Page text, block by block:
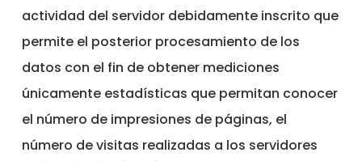
actividad del servidor debidamente inscrito que
permite el posterior procesamiento de los
datos con el fin de obtener mediciones
únicamente estadísticas que permitan conocer
el número de impresiones de páginas, el
número de visitas realizadas a los servidores